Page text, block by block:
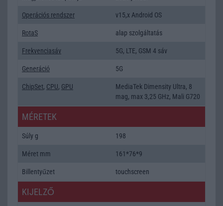
Operációs rendszer v15,x Android OS
RotaS alap szolgáltatás
Frekvenciasáv 5G, LTE, GSM 4 sáv
Generáció 5G
ChipSet, CPU, GPU
MediaTek Dimensity Ultra, 8
mag, max 3,25 GHz, Mali G720
MÉRETEK
Súly g 198
Méret mm 161*76*9
Billentyűzet touchscreen
KIJELZŐ